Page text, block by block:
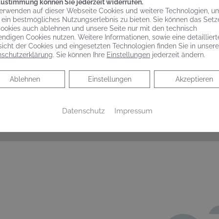
ist, wird die Bewässerung aller Gartenbereiche zu einer
ist es erheblich einfacher, den Garten grün
GRUNDFOS SCALA helfen Ihnen nicht nur, den
gewohnt sind. Mit einem Geräuschpegel von weniger
genießen.
können Sie jederzeit widerrufen.
auf dieser Webseite Cookies und weitere Technologien,
ein bestmögliches Nutzungserlebnis zu bieten. Sie können das
auch ablehnen und unsere Seite nur mit den technisch
Cookies nutzen. Weitere Informationen, sowie eine
der Cookies und eingesetzten Technologien finden Sie in
. Sie können Ihre Einstellungen jederzeit ändern.
Akzeptieren
Einstellungen
Ablehnen
Ablehnen
Datenschutz Impressum